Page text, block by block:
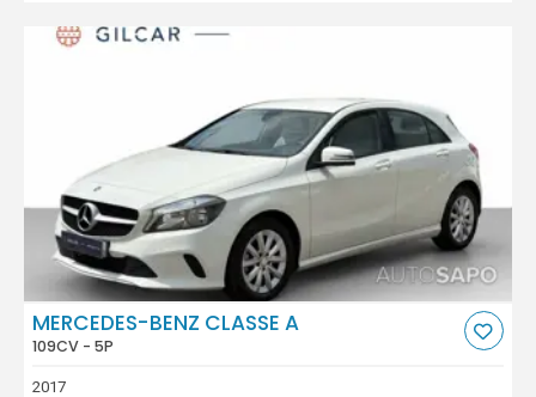
MERCEDES-BENZ CLASSE A
109CV - 5P
2017